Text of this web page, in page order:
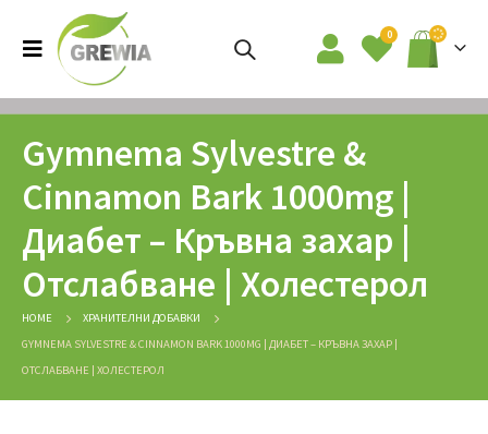
0
Gymnema Sylvestre &
Cinnamon Bark 1000mg |
Диабет – Кръвна захар |
Отслабване | Холестерол
HOME
ХРАНИТЕЛНИ ДОБАВКИ
GYMNEMA SYLVESTRE & CINNAMON BARK 1000MG | ДИАБЕТ – КРЪВНА ЗАХАР |
ОТСЛАБВАНЕ | ХОЛЕСТЕРОЛ